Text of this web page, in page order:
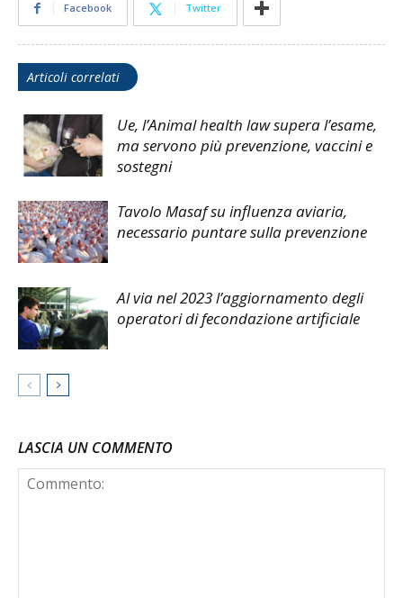
Facebook Twitter
Articoli correlati
Ue, l’Animal health law supera l’esame,
ma servono più prevenzione, vaccini e
sostegni
Tavolo Masaf su influenza aviaria,
necessario puntare sulla prevenzione
Al via nel 2023 l’aggiornamento degli
operatori di fecondazione artificiale
LASCIA UN COMMENTO